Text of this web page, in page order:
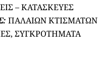
– ΚΑΤΑΣΚΕΥΕΣ
ΠΑΛΑΙΩΝ ΚΤΙΣΜΑΤΩΝ
ΣΥΓΚΡΟΤΗΜΑΤΑ